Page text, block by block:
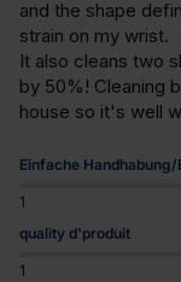
and the shape
strain on my wrist.
It also cleans two
by 50%! Cleaning
house so it's well
Einfache Handhabung/
1
quality d'produit
1